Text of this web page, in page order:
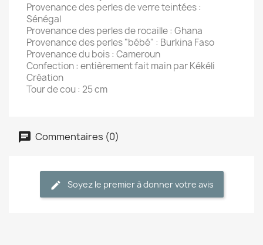
Provenance des perles de verre teintées :
Sénégal
Provenance des perles de rocaille : Ghana
Provenance des perles "bébé" : Burkina Faso
Provenance du bois : Cameroun
Confection : entièrement fait main par Kékéli
Création
Tour de cou : 25 cm
Commentaires (0)
Soyez le premier à donner votre avis